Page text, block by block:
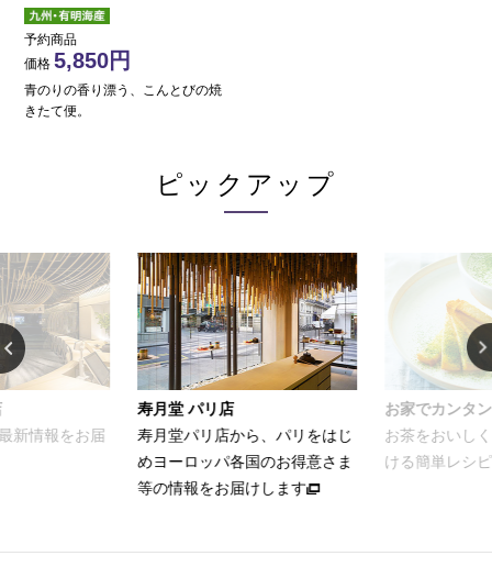
予約商品
価格 5,850
青のりの香り漂う、こんとびの焼
きたて便。
ピックアップ
新情報をお届
寿月堂 パリ店
寿月堂パリ店から、パリをはじ
めヨーロッパ各国のお得意さま
等の情報をお届けします
お家でカンタ
お茶をおいし
ける簡単レシ